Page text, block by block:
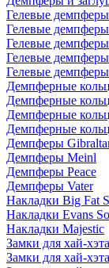
Гелевые
Гелевые
Гелевые
Гелевые
Гелевые
Демпферные
Демпферные
Демпферные
Демпферные
Демпферы
Демпферы Meinl
Демпферы Peace
Демпферы Vater
Накладки Big Fat
Накладки Evans
Накладки Majestic
Замки для хай-хэта
Замки для хай-